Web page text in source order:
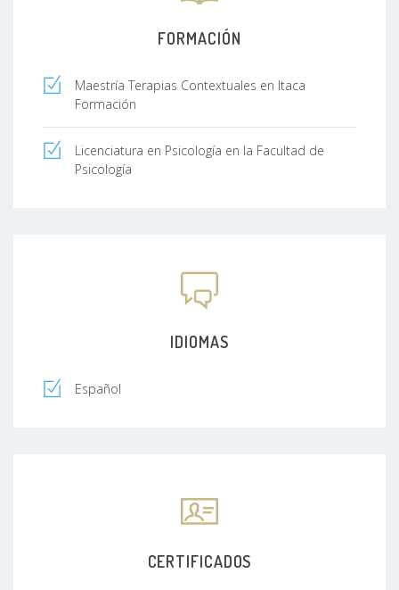
FORMACIÓN
Maestría Terapias Contextuales en Itaca
Formación
Licenciatura en Psicología en la Facultad de
Psicología
IDIOMAS
Español
CERTIFICADOS